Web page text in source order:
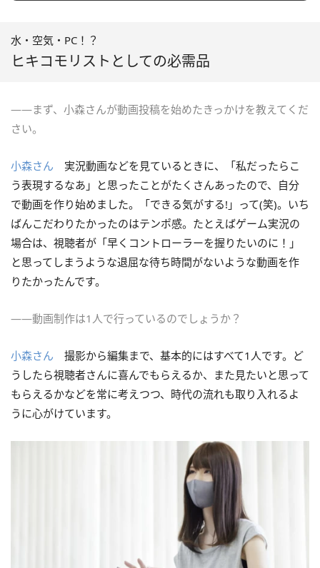
水・空気・PC！？
ヒキコモリストとしての必需品
――まず、小森さんが動画投稿を始めたきっかけを教えてくだ
さい。
小森さん
実況動画などを見ているときに、「私だったらこ
う表現するなあ」と思ったことがたくさんあったので、自分
で動画を作り始めました。「できる気がする!」って(笑)。いち
ばんこだわりたかったのはテンポ感。たとえばゲーム実況の
場合は、視聴者が「早くコントローラーを握りたいのに！」
と思ってしまうような退屈な待ち時間がないような動画を作
りたかったんです。
――動画制作は1人で行っているのでしょうか？
小森さん
撮影から編集まで、基本的にはすべて1人です。ど
うしたら視聴者さんに喜んでもらえるか、また見たいと思って
もらえるかなどを常に考えつつ、時代の流れも取り入れるよ
うに心がけています。